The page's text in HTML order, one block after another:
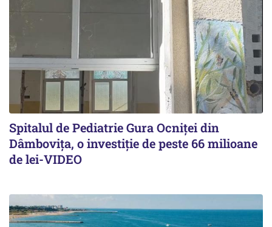
Spitalul de Pediatrie Gura Ocniței din
Dâmbovița, o investiție de peste 66 milioane
de lei-VIDEO